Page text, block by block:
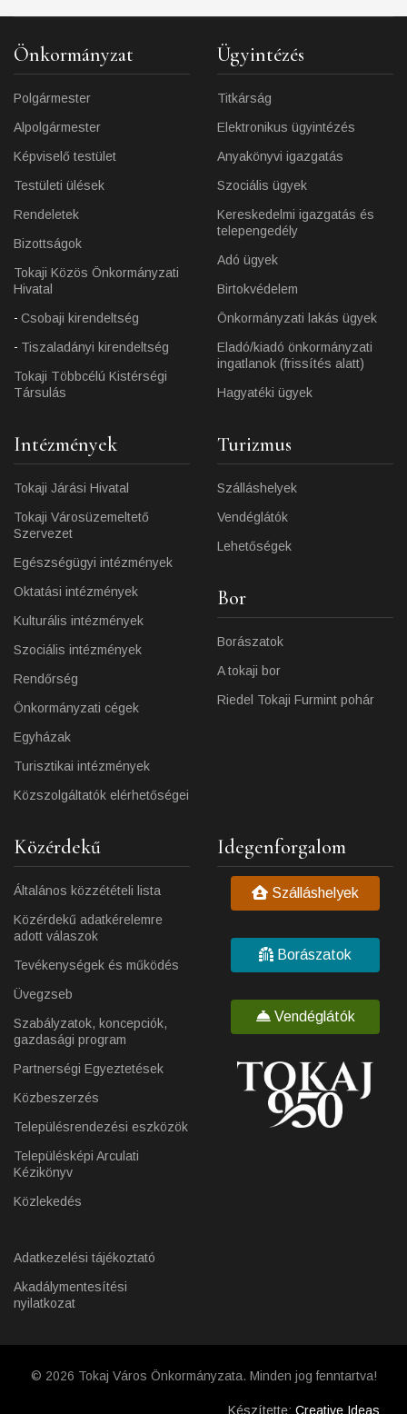
Önkormányzat
Polgármester
Alpolgármester
Képviselő testület
Testületi ülések
Rendeletek
Bizottságok
Tokaji Közös Önkormányzati
Hivatal
Csobaji kirendeltség
Tiszaladányi kirendeltség
Tokaji Többcélú Kistérségi
Társulás
Ügyintézés
Titkárság
Elektronikus ügyintézés
Anyakönyvi igazgatás
Szociális ügyek
Kereskedelmi igazgatás és
telepengedély
Adó ügyek
Birtokvédelem
Önkormányzati lakás ügyek
Eladó/kiadó önkormányzati
ingatlanok (frissítés alatt)
Hagyatéki ügyek
Intézmények
Tokaji Járási Hivatal
Tokaji Városüzemeltető
Szervezet
Egészségügyi intézmények
Oktatási intézmények
Kulturális intézmények
Szociális intézmények
Rendőrség
Önkormányzati cégek
Egyházak
Turisztikai intézmények
Közszolgáltatók elérhetőségei
Turizmus
Szálláshelyek
Vendéglátók
Lehetőségek
Bor
Borászatok
A tokaji bor
Riedel Tokaji Furmint pohár
Közérdekű
Általános közzétételi lista
Közérdekű adatkérelemre
adott válaszok
Tevékenységek és működés
Üvegzseb
Szabályzatok, koncepciók,
gazdasági program
Partnerségi Egyeztetések
Közbeszerzés
Településrendezési eszközök
Településképi Arculati
Kézikönyv
Közlekedés
Adatkezelési tájékoztató
Akadálymentesítési
nyilatkozat
Idegenforgalom
Szálláshelyek
Borászatok
Vendéglátók
© 2026 Tokaj Város Önkormányzata. Minden jog fenntartva!
Készítette: Creative Ideas